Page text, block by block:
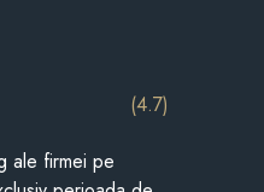
(4.7)
ale firmei pe